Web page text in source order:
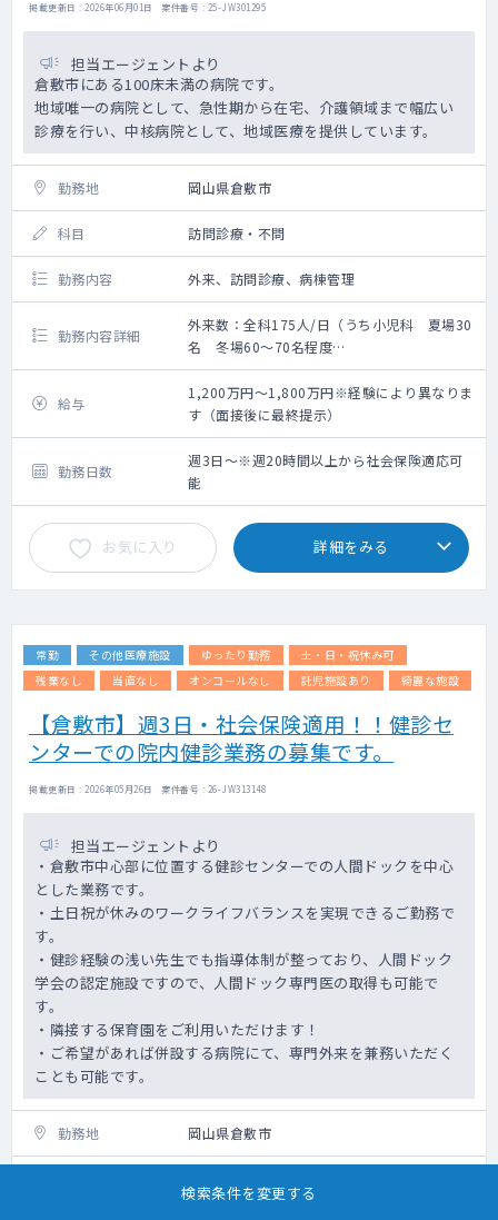
掲載更新日 : 2026年06月01日 案件番号 : 25-JW301295
担当エージェントより
倉敷市にある100床未満の病院です。
地域唯一の病院として、急性期から在宅、介護領域まで幅広い
診療を行い、中核病院として、地域医療を提供しています。
勤務地 岡山県倉敷市
科目 訪問診療・不問
勤務内容 外来、訪問診療、病棟管理
勤務内容詳細
外来数：全科175人/日（うち小児科 夏場30
名 冬場60～70名程度
▽外来：20～30名程度
担当コマ数：要相談
▽訪問診療：担当コマ数要相談
→現在は施設1件、居宅30件の計50名ほど。
これから件数を伸ばしていきたい意向です。
▽病棟管理：希望により相談（訪問診療に注
力いただきたいため免除も可能です）
給与
1,200万円～1,800万円※経験により異なりま
す（面接後に最終提示）
勤務日数
週3日～※週20時間以上から社会保険適応可
能
お気に入り 詳細をみる
常勤 その他医療施設 ゆったり勤務
土・日・祝休み可
残業なし
当直なし オンコールなし 託児施設あり 綺麗な施設
【倉敷市】週3日・社会保険適用！！健診セ
ンターでの院内健診業務の募集です。
掲載更新日 : 2026年05月26日 案件番号 : 26-JW313148
担当エージェントより
・倉敷市中心部に位置する健診センターでの人間ドックを中心
とした業務です。
・土日祝が休みのワークライフバランスを実現できるご勤務で
す。
・健診経験の浅い先生でも指導体制が整っており、人間ドック
学会の認定施設ですので、人間ドック専門医の取得も可能で
す。
・隣接する保育園をご利用いただけます！
・ご希望があれば併設する病院にて、専門外来を兼務いただく
ことも可能です。
勤務地 岡山県倉敷市
検索条件を変更する